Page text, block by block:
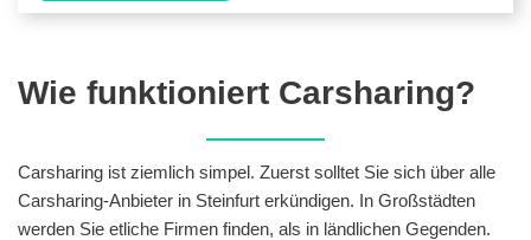
Wie funktioniert Carsharing?
Carsharing ist ziemlich simpel. Zuerst solltet Sie sich über alle
Carsharing-Anbieter in Steinfurt erkündigen. In Großstädten
werden Sie etliche Firmen finden, als in ländlichen Gegenden.